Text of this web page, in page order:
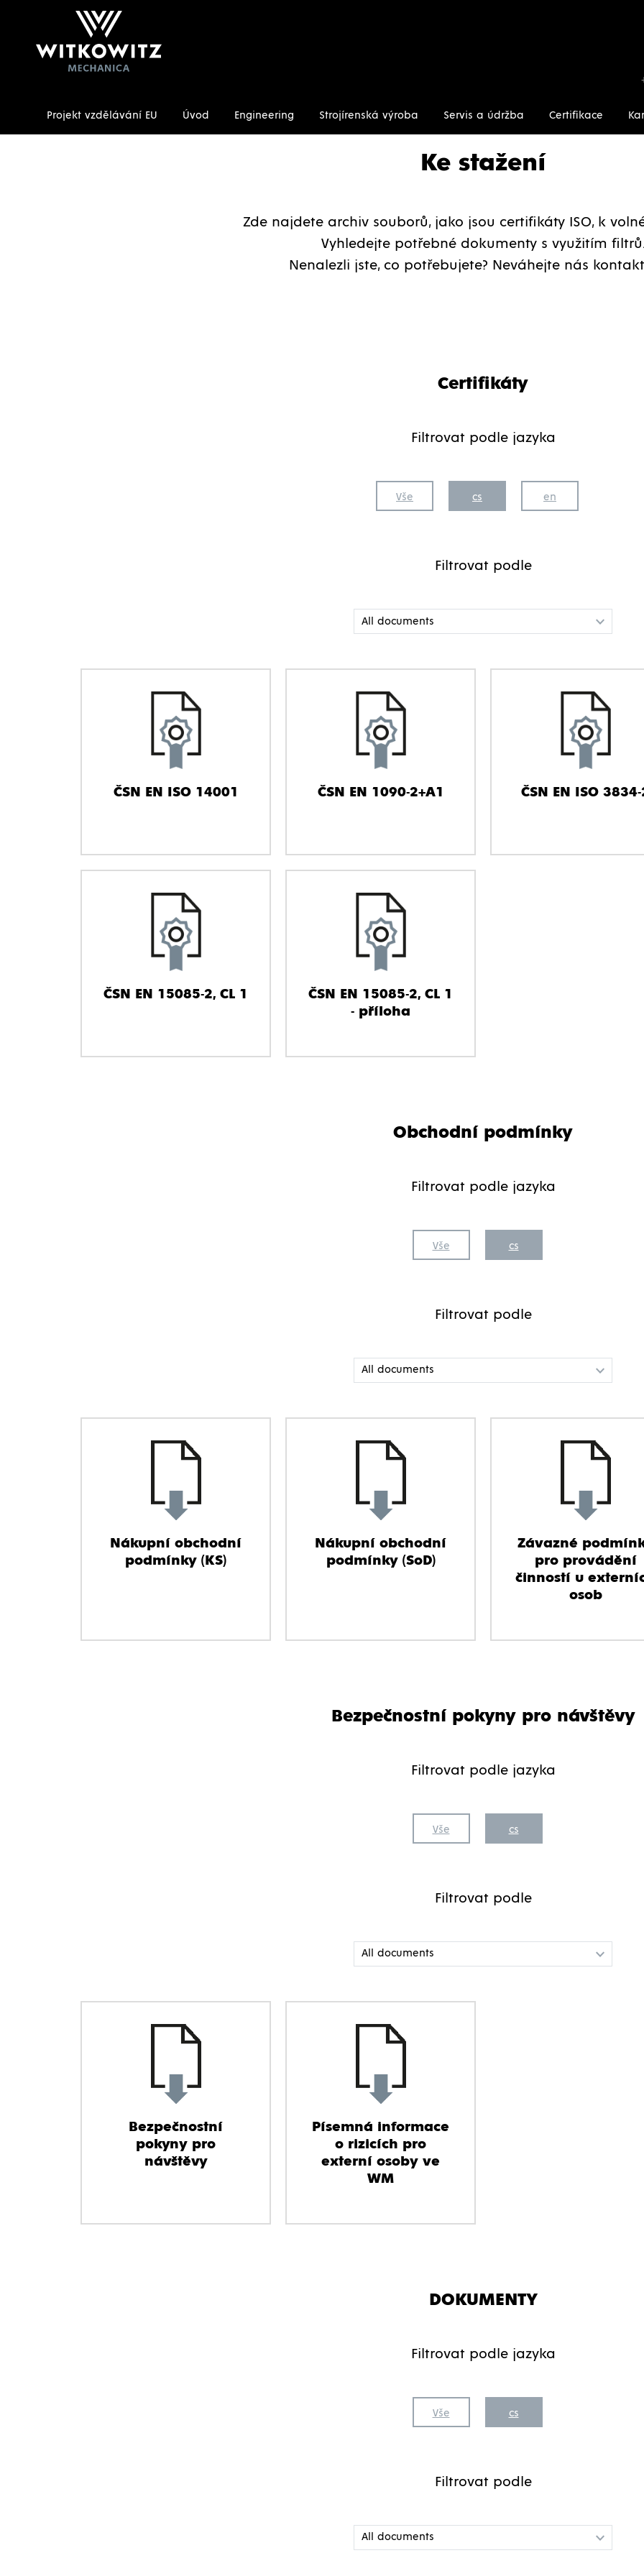
Projekt vzdělávání EU Úvod Engineering Strojírenská výroba Servis a údržba Certifikace
Úvodní stránka Ke stažení
Ke stažení
Zde najdete archiv souborů, jako jsou certifikáty ISO, k
Vyhledejte potřebné dokumenty s využitím
Nenalezli jste, co potřebujete? Neváhejte nás
Certifikáty
Filtrovat podle jazyka
Vše cs en
Filtrovat podle
ČSN EN ISO 14001 ČSN EN 1090-2+A1 ČSN EN ISO 3834-
ČSN EN 15085-2, CL 1
ČSN EN 15085-2, CL 1
- příloha
Obchodní podmínky
Filtrovat podle jazyka
Vše cs
Filtrovat podle
Nákupní obchodní
podmínky (KS)
Nákupní obchodní
podmínky (SoD)
Závazné
pro provádění
činností u
osob
Bezpečnostní pokyny pro návštěvy
Filtrovat podle jazyka
Vše cs
Filtrovat podle
Bezpečnostní
pokyny pro
návštěvy
Písemná informace
o rizicích pro
externí osoby ve
WM
DOKUMENTY
Filtrovat podle jazyka
Vše cs
Filtrovat podle